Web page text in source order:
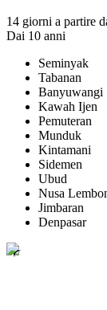
14 giorni a partire
Dai 10 anni
Seminyak
Tabanan
Banyuwangi
Kawah Ijen
Pemuteran
Munduk
Kintamani
Sidemen
Ubud
Nusa
Jimbaran
Denpasar